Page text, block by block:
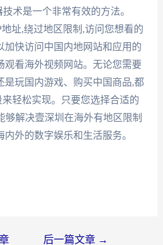
术是一个非常有效的方法。
址,绕过地区限制,访问您想看的
加快访问中国内地网站和应用的
观看海外视频网站。无论您需要
是玩国内游戏、购买中国商品,都
轻松实现。只要您选择合适的
够解决壹深圳在海外有地区限制
外的数字娱乐和生活服务。
后一篇文章 →